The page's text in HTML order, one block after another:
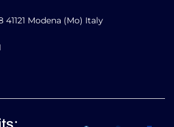
41121 Modena (Mo) Italy